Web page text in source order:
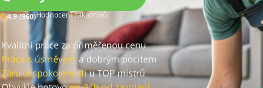
4.9 (960)Hodnocení zákazníků
Kvalitní práce za přiměřenou cenu
Práce s úsměvem a dobrým pocitem
Záruka spokojenostiu TOP mistrů